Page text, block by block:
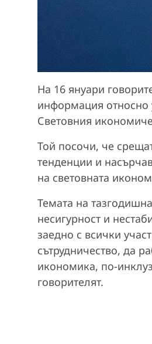
На 16 януари
информация относно
Световния
Той посочи, че
тенденции и
на световната
Темата на
несигурност и
заедно с всички
сътрудничество, да
икономика, по-
говорителят.